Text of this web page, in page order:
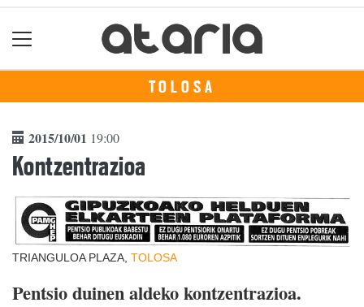
TOLOSA
2015/10/01 19:00
Kontzentrazioa
TRIANGULOA PLAZA, TOLOSA
Pentsio duinen aldeko kontzentrazioa.